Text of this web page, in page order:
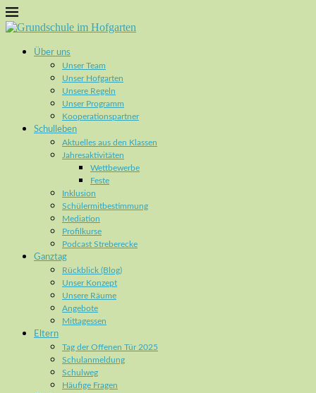
Über uns
Unser Team
Unser Hofgarten
Unsere Regeln
Unser Programm
Kooperationspartner
Schulleben
Aktuelles aus den Klassen
Jahresaktivitäten
Wettbewerbe
Feste
Inklusion
Schülermitbestimmung
Mediation
Profilkurse
Podcast Streberecke
Ganztag
Rückblick (Blog)
Unser Konzept
Unsere Räume
Angebote
Mittagessen
Eltern
Tag der Offenen Tür 2025
Schulanmeldung
Schulweg
Häufige Fragen